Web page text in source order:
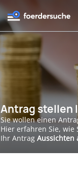
Antrag stellen
Sie wollen einen
Hier erfahren Sie, wie
Ihr Antrag Aussichten